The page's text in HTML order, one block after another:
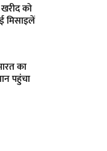
को
मिसाइलें
का
पहुंचा